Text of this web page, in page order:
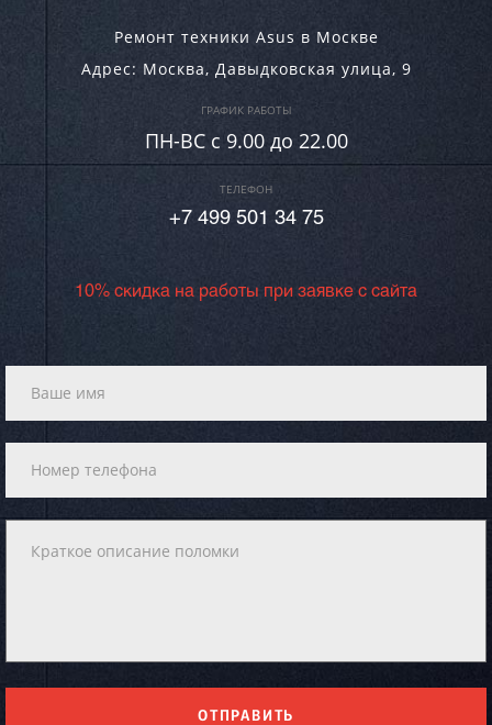
Ремонт техники Asus в Москве
Адрес: Москва, Давыдковская улица, 9
ГРАФИК РАБОТЫ
ПН-ВC c 9.00 до 22.00
ТЕЛЕФОН
+7 499 501 34 75
10% скидка на работы при заявке с сайта
ОТПРАВИТЬ